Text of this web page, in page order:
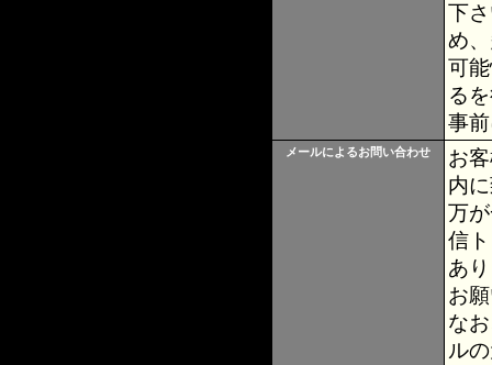
下
め
可
る
事
メールによるお問い合わせ
お
内
万
信
あ
お
な
ル